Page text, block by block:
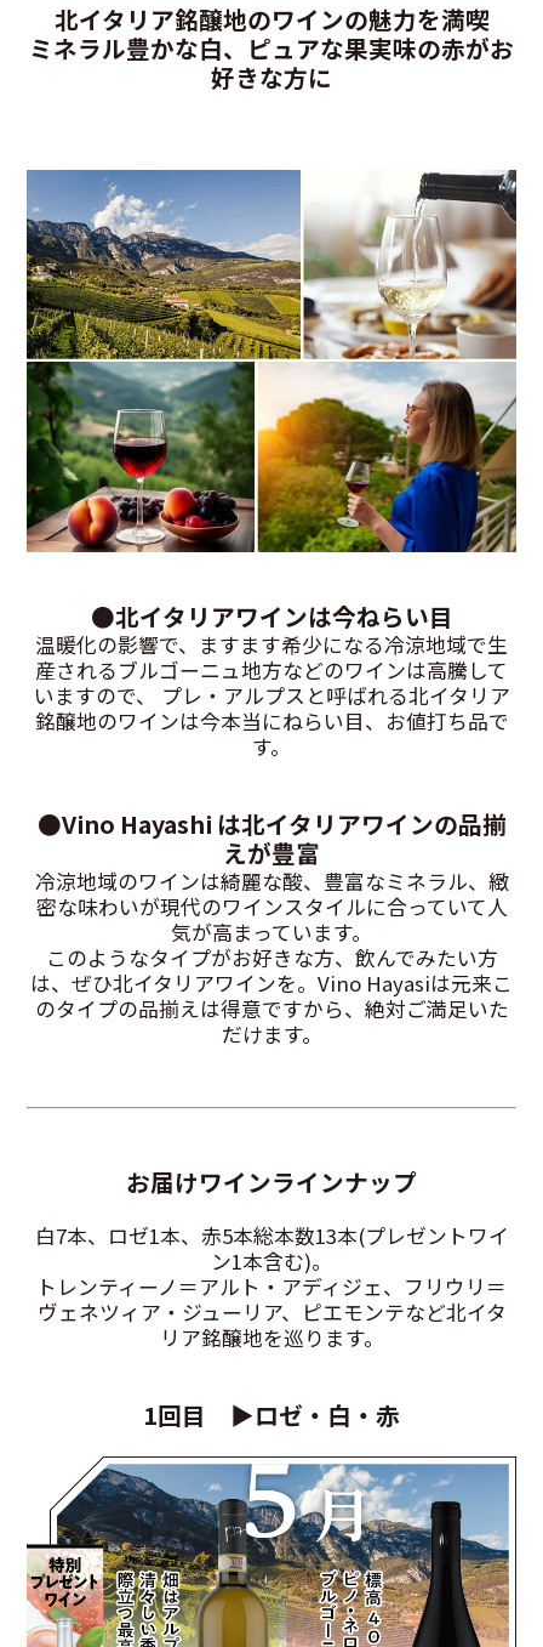
北イタリア銘醸地のワインの魅力を満喫
ミネラル豊かな白、ピュアな果実味の赤がお
好きな方に
●北イタリアワインは今ねらい目
温暖化の影響で、ますます希少になる冷涼地域で生
産されるブルゴーニュ地方などのワインは高騰して
いますので、 プレ・アルプスと呼ばれる北イタリア
銘醸地のワインは今本当にねらい目、お値打ち品で
す。
●Vino Hayashi は北イタリアワインの品揃
えが豊富
冷涼地域のワインは綺麗な酸、豊富なミネラル、緻
密な味わいが現代のワインスタイルに合っていて人
気が高まっています。
このようなタイプがお好きな方、飲んでみたい方
は、ぜひ北イタリアワインを。Vino Hayasiは元来こ
のタイプの品揃えは得意ですから、絶対ご満足いた
だけます。
お届けワインラインナップ
白7本、ロゼ1本、赤5本総本数13本(プレゼントワイ
ン1本含む)。
トレンティーノ＝アルト・アディジェ、フリウリ＝
ヴェネツィア・ジューリア、ピエモンテなど北イタ
リア銘醸地を巡ります。
1回目 ▶ロゼ・白・赤